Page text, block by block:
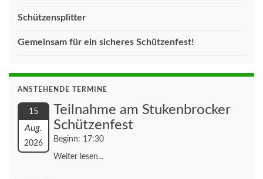
Schützensplitter
Gemeinsam für ein sicheres Schützenfest!
ANSTEHENDE TERMINE
15
Aug.
2026
Teilnahme am Stukenbrocker
Schützenfest
Beginn: 17:30
Weiter lesen...